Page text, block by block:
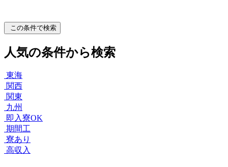
この条件で検索
人気の条件から検索
東海
関西
関東
九州
即入寮OK
期間工
寮あり
高収入